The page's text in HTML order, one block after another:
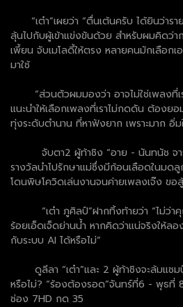
“เต๋า”เผยว่า “ตื่นเต้นครับ ได้ยินว่าร
ลุ้นไปกับผู้เข้าแข่งขันด้วย สำหรับผมคิดว่า
เพี้ยน จับเมโลดี้ให้ตรง หลายคนมักเลือกเ
มาใช้
“ส่วนตัวผมมองว่า อาจไม่ใช่เพลงที่เ
แนะนำให้เลือกเพลงที่เราไม่กดดัน ต้องย
ทุ่งระดับตำนาน ที่หาฟังยาก เพราะมาก อิ่
จับตา2 ผู้ท้าชิง “อาย - นันทนัช จารุฤ
รางวัลนำไปรักษาแม่ซึ่งมีก้อนเลือดในมด
โดนพิษโควิดเล่นงานจนค่ายเพลงเจ๊ง ขอ
“เต๋า ภูศิลป์”ฝากทิ้งท้ายว่า “ไม่ว่าคุณ
ร้อยเอ็ดเจ็ดย่านน้ำ หากคิดว่าแน่จริงให้ล
กับระบบ AI ได้หรือไม่”
ดูลีลา “เต๋า”และ 2 ผู้ท้าชิงจะล้มแชม
หรือไม่? “ร้องต้องรอด”จันทร์ที่6 - พุธที่
ช่อง 7HD กด 35